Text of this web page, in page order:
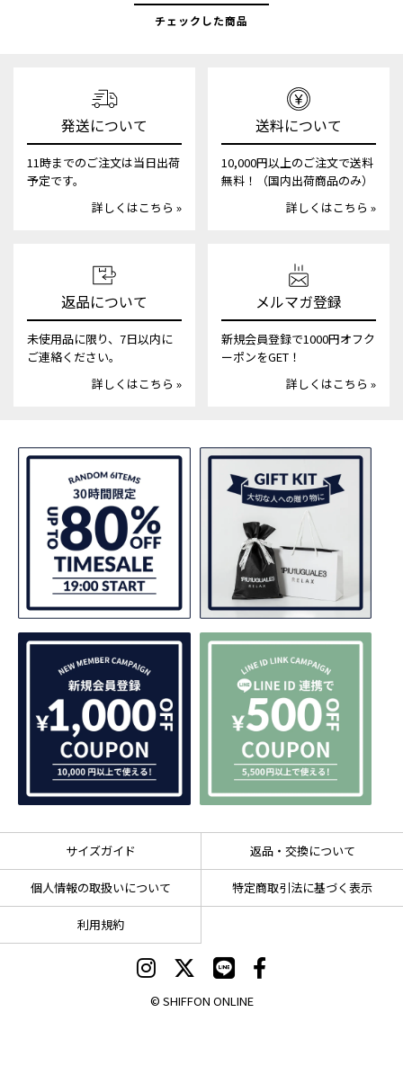
チェックした商品
発送について
11時までのご注文は当日出荷
予定です。
詳しくはこちら »
送料について
10,000円以上のご注文で送料
無料！（国内出荷商品のみ）
詳しくはこちら »
返品について
未使用品に限り、7日以内に
ご連絡ください。
詳しくはこちら »
メルマガ登録
新規会員登録で1000円オフク
ーポンをGET！
詳しくはこちら »
サイズガイド 返品・交換について
個人情報の取扱いについて 特定商取引法に基づく表示
利用規約
© SHIFFON ONLINE